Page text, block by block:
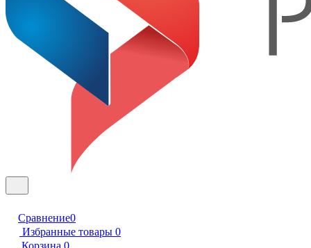
Сравнение0
Избранные товары 0
Корзина 0